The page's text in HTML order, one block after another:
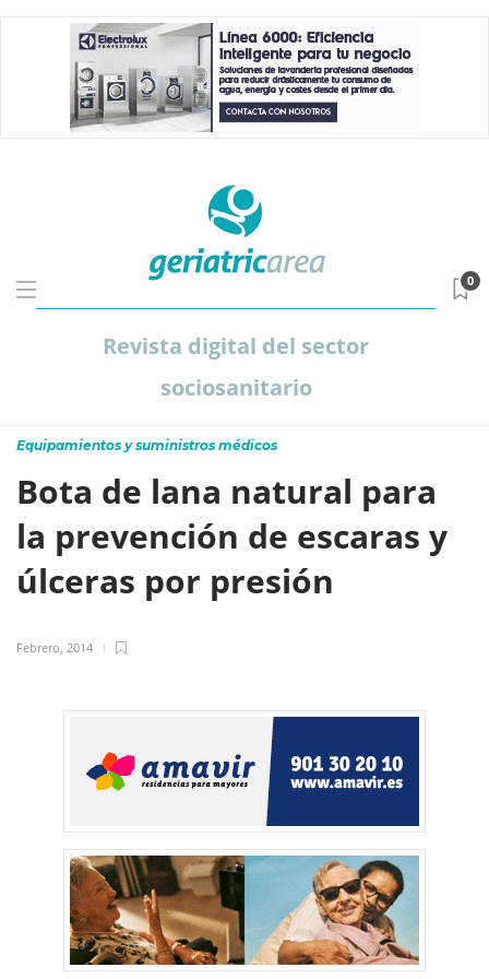
Revista digital del sector
sociosanitario
0
Equipamientos y suministros médicos
Bota de lana natural para
la prevención de escaras y
úlceras por presión
Febrero, 2014